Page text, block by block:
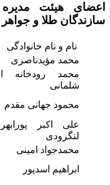
اعضای هیئت
سازندگان طلا و
نام و نام خانوادگی
محمد مؤیدناصری
محمد رودخانه
شلمانی
محمود جهانی مقدم
علی اکبر
لنگرودی
محمدجواد امینی
ابراهیم اسدپور